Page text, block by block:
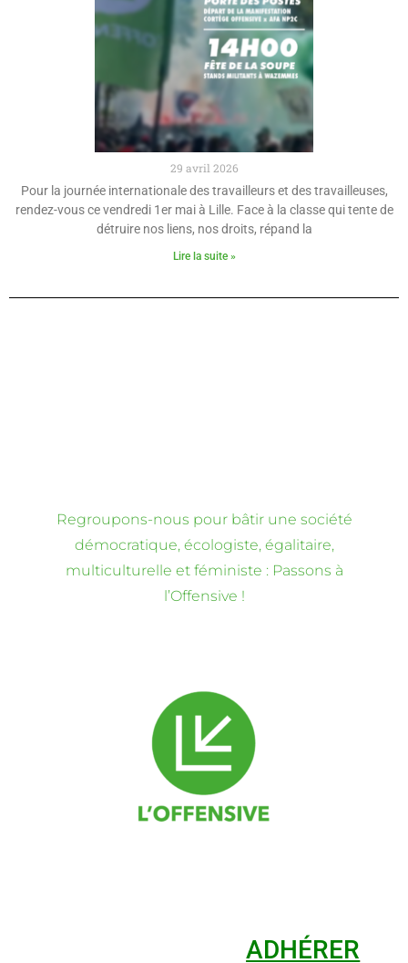
29 avril 2026
Pour la journée internationale des travailleurs et des travailleuses,
rendez-vous ce vendredi 1er mai à Lille. Face à la classe qui tente de
détruire nos liens, nos droits, répand la
Lire la suite »
Regroupons-nous pour bâtir une société
démocratique, écologiste, égalitaire,
multiculturelle et féministe : Passons à
l’Offensive !
ADHÉRER